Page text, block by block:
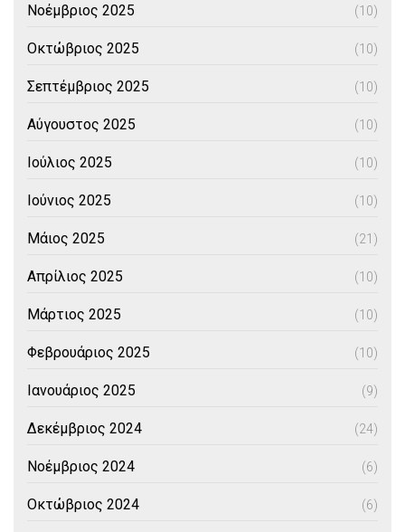
Νοέμβριος 2025 (10)
Οκτώβριος 2025 (10)
Σεπτέμβριος 2025 (10)
Αύγουστος 2025 (10)
Ιούλιος 2025 (10)
Ιούνιος 2025 (10)
Μάιος 2025 (21)
Απρίλιος 2025 (10)
Μάρτιος 2025 (10)
Φεβρουάριος 2025 (10)
Ιανουάριος 2025 (9)
Δεκέμβριος 2024 (24)
Νοέμβριος 2024 (6)
Οκτώβριος 2024 (6)